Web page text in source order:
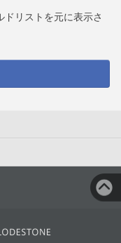
リストを元に表示さ